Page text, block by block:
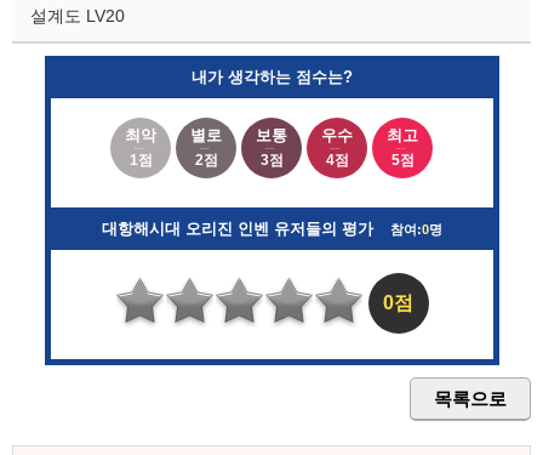
설계도 LV20
내가 생각하는 점수는?
최악
1점
별로
2점
보통
3점
우수
4점
최고
5점
대항해시대 오리진 인벤 유저들의 평가 참여:0명
0점
목록으로